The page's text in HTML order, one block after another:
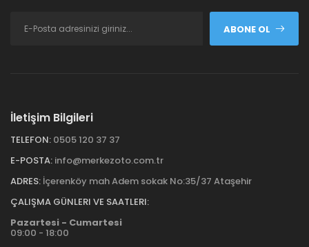
ABONE OL
İletişim Bilgileri
TELEFON: 0505 120 37 37
E-POSTA: info@merkezoto.com.tr
ADRES: İçerenköy mah Adem sokak No:35/37 Ataşehir
ÇALIŞMA GÜNLERI VE SAATLERI:
Pazartesi - Cumartesi
09:00 - 18:00